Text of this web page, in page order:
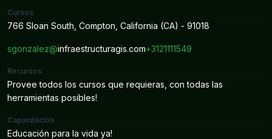
Cursos
766 Sloan South, Compton, California (CA) - 91018
sgonzalez@infraestructuragis.com+3121111549
Recursos
Provee todos los cursos que requieras, con todas las
herramientas posibles!
Capacitación
Educación para la vida ya!